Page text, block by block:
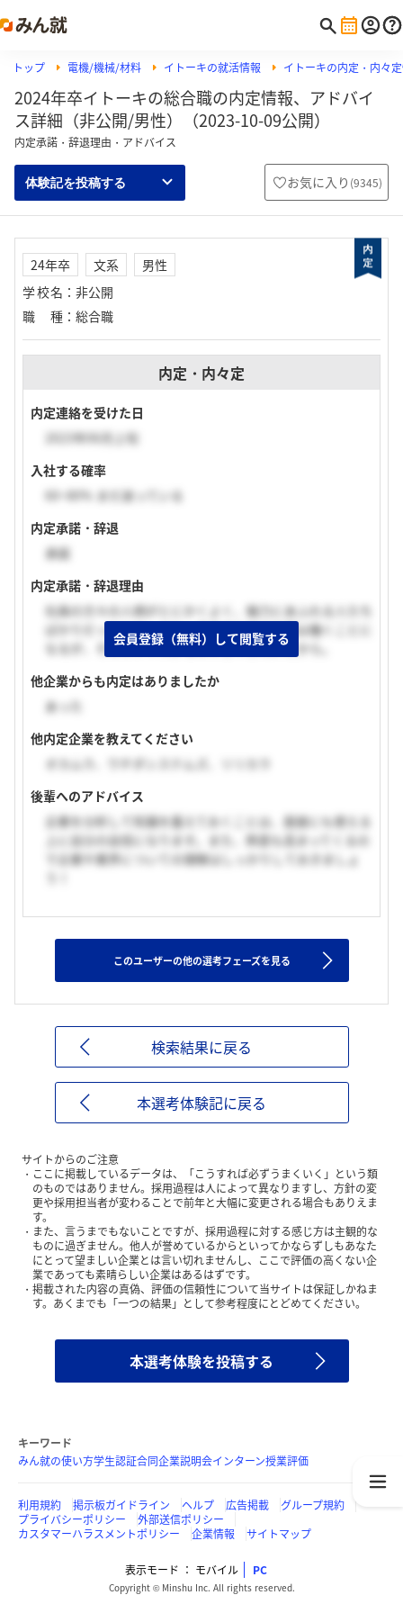
トップ 電機/機械/材料 イトーキの就活情報 イトーキの内定・内々
2024年卒イトーキの総合職の内定情報、アドバイ
ス詳細（非公開/男性）（2023-10-09公開）
内定承諾・辞退理由・アドバイス
体験記を投稿する お気に入り (9345)
24年卒 文系
男性
学校名 ： 非公開
職種 ： 総合職
内定・内々定
内定連絡を受けた日
2023年06月上旬
入社する確率
60~80% まだ迷っている
内定承諾・辞退
承諾
内定承諾・辞退理由
社員の方々の人柄がとにかくよく、魅力にあふれる人たち
ばかりだったから。また、東京本社で２年間は働くことに
なるが、そのオフィスがものすごくきれいだから。
他企業からも内定はありましたか
あった
他内定企業を教えてください
オカムラ、ウチダシステムズ、リリカラ
後輩へのアドバイス
企業を分析して知識を蓄えておくことは、面接にも使える
上に自分の自信になります。また、熱意も高まってくるの
で企業や業界についての理解はしっかりしておきましょ
会員登録（無料）して閲覧する
このユーザーの他の選考フェーズを見る
検索結果に戻る
本選考体験記に戻る
サイトからのご注意
ここに掲載しているデータは、「こうすれば必ずうまくいく」という類
のものではありません。採用過程は人によって異なりますし、方針の変
更や採用担当者が変わることで前年と大幅に変更される場合もありえま
す。
また、言うまでもないことですが、採用過程に対する感じ方は主観的な
ものに過ぎません。他人が誉めているからといってかならずしもあなた
にとって望ましい企業とは言い切れませんし、ここで評価の高くない企
業であっても素晴らしい企業はあるはずです。
掲載された内容の真偽、評価の信頼性について当サイトは保証しかねま
す。あくまでも「一つの結果」として参考程度にとどめてください。
本選考体験を投稿する
キーワード
みん就の使い方学生認証合同企業説明会インターン授業評価
利用規約 掲示板ガイドライン ヘルプ 広告掲載
グループ規約
プライバシーポリシー
外部送信ポリシー
カスタマーハラスメントポリシー
企業情報 サイトマップ
表示モード モバイル PC
Copyright © Minshu Inc. All rights reserved.